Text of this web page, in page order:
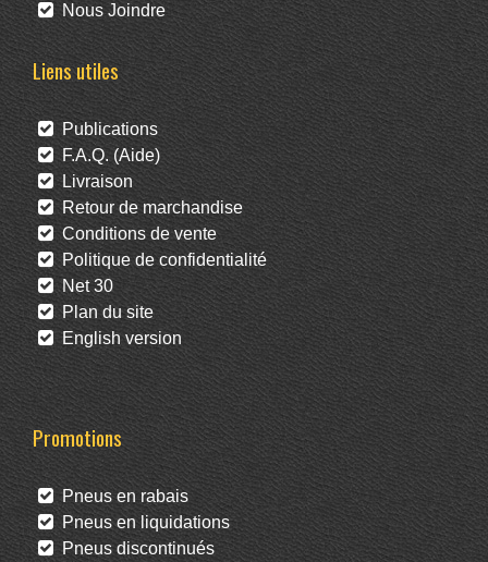
Nous Joindre
Liens utiles
Publications
F.A.Q. (Aide)
Livraison
Retour de marchandise
Conditions de vente
Politique de confidentialité
Net 30
Plan du site
English version
Promotions
Pneus en rabais
Pneus en liquidations
Pneus discontinués